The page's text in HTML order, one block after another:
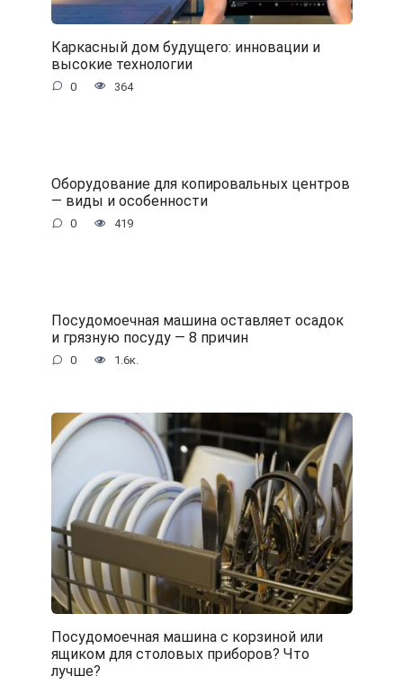
Каркасный дом будущего: инновации и
высокие технологии
0 364
Оборудование для копировальных центров
— виды и особенности
0 419
Посудомоечная машина оставляет осадок
и грязную посуду — 8 причин
0 1.6к.
Посудомоечная машина с корзиной или
ящиком для столовых приборов? Что
лучше?